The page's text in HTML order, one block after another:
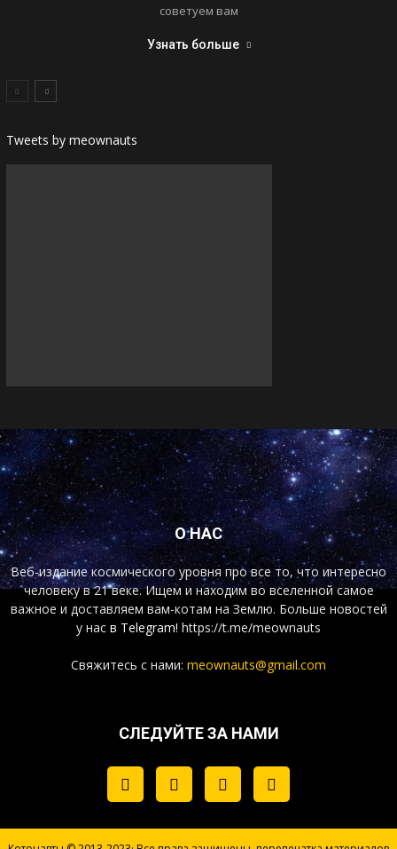
советуем вам
Узнать больше
Tweets by meownauts
О НАС
Веб-издание космического уровня про все то, что интересно
человеку в 21 веке. Ищем и находим во вселенной самое
важное и доставляем вам-котам на Землю. Больше новостей
у нас в Telegram! https://t.me/meownauts
Свяжитесь с нами: meownauts@gmail.com
СЛЕДУЙТЕ ЗА НАМИ